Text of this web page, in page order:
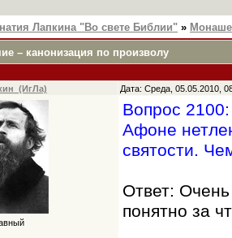
Лапкина "Во свете Библии" »
– канонизация по произволу
Дата: Среда, 05.05.2010,
Вопрос
Афоне
святости.
Ответ:
понятно за